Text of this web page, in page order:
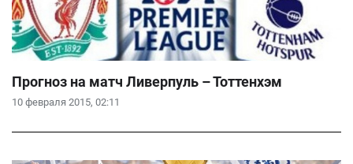
10 февраля 2015, 02:11
Прогноз на матч Ливерпуль – Тоттенхэм